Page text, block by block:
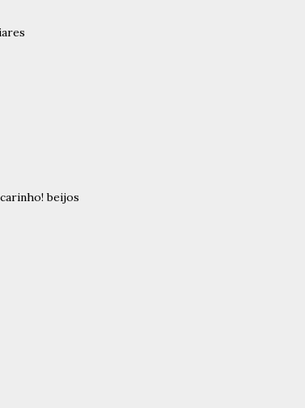
beijos